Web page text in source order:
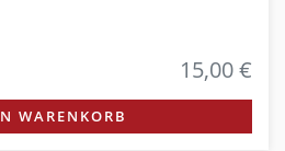
15,00 €
WARENKORB